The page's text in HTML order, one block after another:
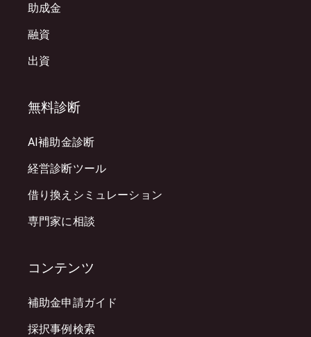
助成金
融資
出資
無料診断
AI補助金診断
経営診断ツール
借り換えシミュレーション
専門家に相談
コンテンツ
補助金申請ガイド
採択事例検索